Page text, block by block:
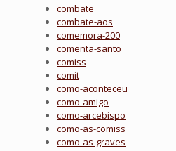
combate
combate-aos
comemora-200
comenta-santo
comiss
comit
como-aconteceu
como-amigo
como-arcebispo
como-as-comiss
como-as-graves